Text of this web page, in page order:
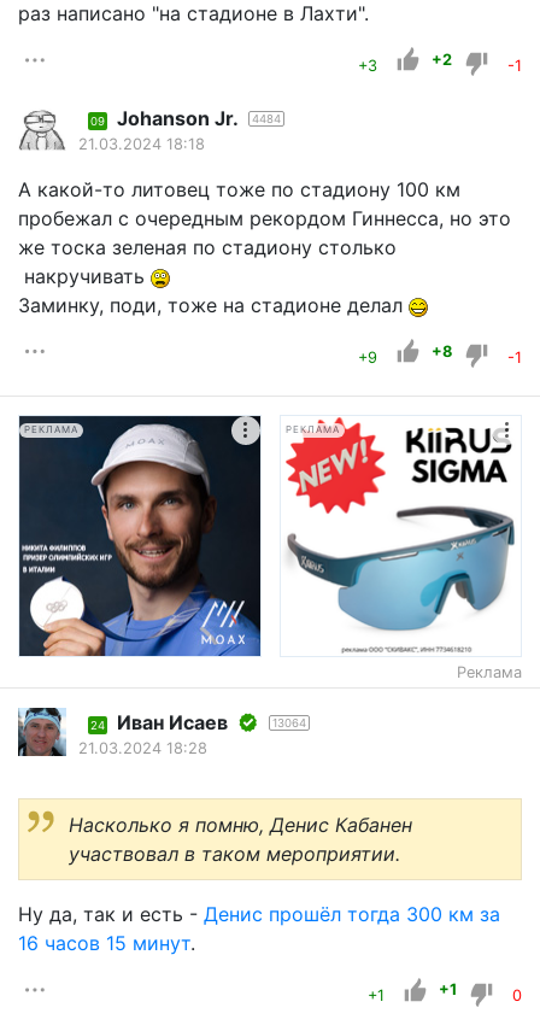
раз написано "на стадионе в Лахти".
+3 +2 -1
09 Johanson Jr. 4484
21.03.2024 18:18
А какой-то литовец тоже по стадиону 100 км
пробежал с очередным рекордом Гиннесса, но это
же тоска зеленая по стадиону столько
накручивать
Заминку, поди, тоже на стадионе делал
+9 +8 -1
РЕКЛАМА РЕКЛАМА
Реклама
24 Иван Исаев 13064
21.03.2024 18:28
Насколько я помню, Денис Кабанен
участвовал в таком мероприятии.
Ну да, так и есть - Денис прошёл тогда 300 км за
16 часов 15 минут.
+1 +1 0